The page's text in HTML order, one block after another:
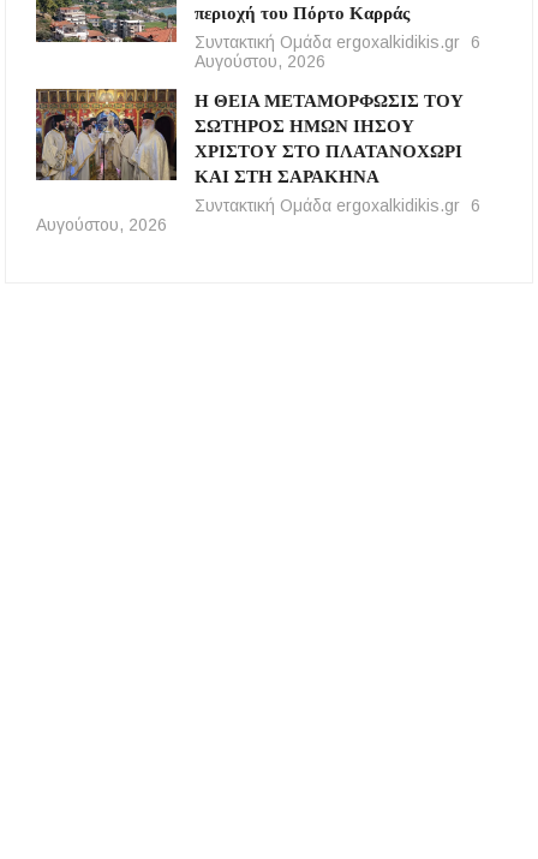
περιοχή του Πόρτο Καρράς
Συντακτική Ομάδα ergoxalkidikis.gr
6
Αυγούστου, 2026
Η ΘΕΙΑ ΜΕΤΑΜΟΡΦΩΣΙΣ ΤΟΥ
ΣΩΤΗΡΟΣ ΗΜΩΝ ΙΗΣΟΥ
ΧΡΙΣΤΟΥ ΣΤΟ ΠΛΑΤΑΝΟΧΩΡΙ
ΚΑΙ ΣΤΗ ΣΑΡΑΚΗΝΑ
Συντακτική Ομάδα ergoxalkidikis.gr
6
Αυγούστου, 2026